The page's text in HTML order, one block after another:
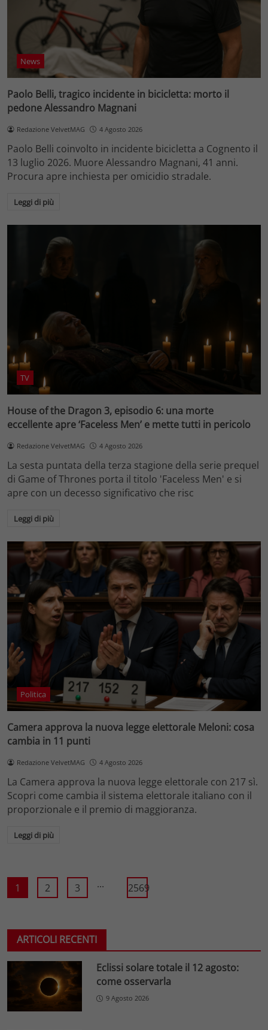
News
Paolo Belli, tragico incidente in bicicletta: morto il
pedone Alessandro Magnani
Redazione VelvetMAG 4 Agosto 2026
Paolo Belli coinvolto in incidente bicicletta a Cognento il
13 luglio 2026. Muore Alessandro Magnani, 41 anni.
Procura apre inchiesta per omicidio stradale.
Leggi di più
TV
House of the Dragon 3, episodio 6: una morte
eccellente apre ‘Faceless Men’ e mette tutti in pericolo
Redazione VelvetMAG 4 Agosto 2026
La sesta puntata della terza stagione della serie prequel
di Game of Thrones porta il titolo 'Faceless Men' e si
apre con un decesso significativo che risc
Leggi di più
Politica
Camera approva la nuova legge elettorale Meloni: cosa
cambia in 11 punti
Redazione VelvetMAG 4 Agosto 2026
La Camera approva la nuova legge elettorale con 217 sì.
Scopri come cambia il sistema elettorale italiano con il
proporzionale e il premio di maggioranza.
Leggi di più
1 2 3 ... 2569
ARTICOLI RECENTI
Eclissi solare totale il 12 agosto:
come osservarla
9 Agosto 2026